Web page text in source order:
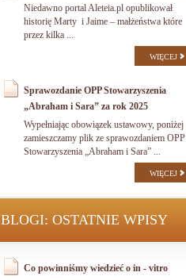
Niedawno portal Aleteia.pl opublikował
historię Marty i Jaime – małżeństwa które
przez kilka ...
WIĘCEJ
Sprawozdanie OPP Stowarzyszenia
„Abraham i Sara” za rok 2025
Wypełniając obowiązek ustawowy, poniżej
zamieszczamy plik ze sprawozdaniem OPP
Stowarzyszenia „Abraham i Sara” ...
WIĘCEJ
BLOGI: OSTATNIE WPISY
Co powinniśmy wiedzieć o in - vitro